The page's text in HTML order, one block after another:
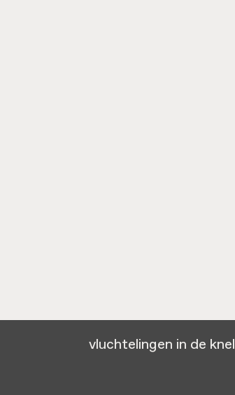
vluchtelingen in de knel